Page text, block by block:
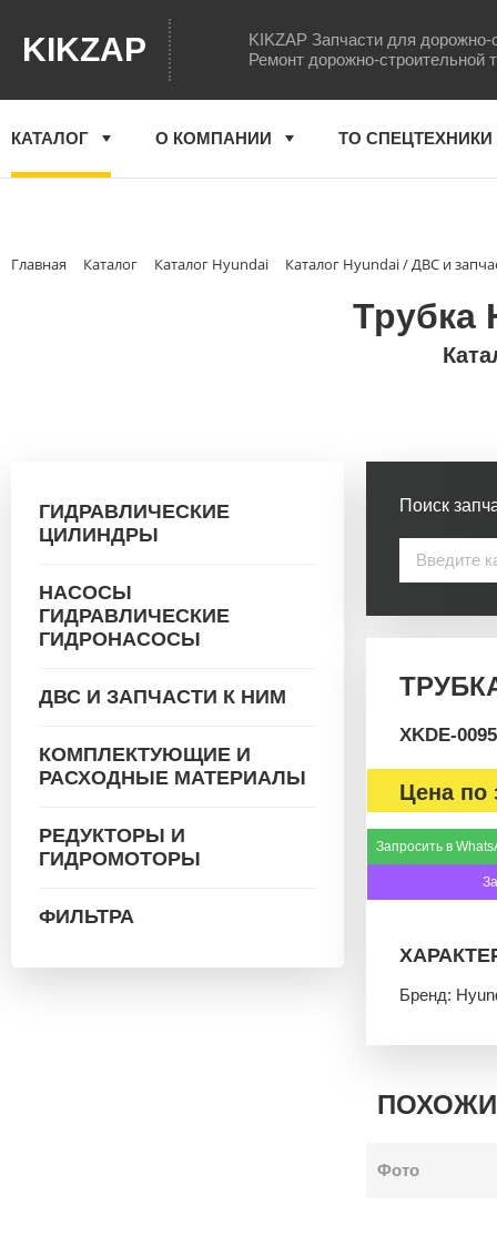
KIKZAP
KIKZAP Запчасти для дорожно-
Ремонт дорожно-строительной
КАТАЛОГ О КОМПАНИИ ТО СПЕЦТЕХНИКИ
Главная Каталог Каталог Hyundai Каталог Hyundai / ДВС и
Трубка
ГИДРАВЛИЧЕСКИЕ
ЦИЛИНДРЫ
НАСОСЫ
ГИДРАВЛИЧЕСКИЕ
ГИДРОНАСОСЫ
ДВС И ЗАПЧАСТИ К НИМ
КОМПЛЕКТУЮЩИЕ И
РАСХОДНЫЕ МАТЕРИАЛЫ
РЕДУКТОРЫ И
ГИДРОМОТОРЫ
ФИЛЬТРА
Поиск
XKDE-
Цена по
Запросить в
Бренд:
Фото